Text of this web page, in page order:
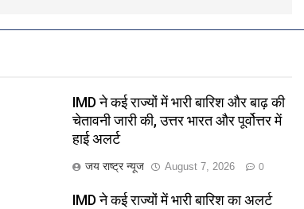
IMD ने कई राज्यों में भारी बारिश और बाढ़ की
चेतावनी जारी की, उत्तर भारत और पूर्वोत्तर में
हाई अलर्ट
जय राष्ट्र न्यूज August 7, 2026 0
IMD ने कई राज्यों में भारी बारिश का अलर्ट